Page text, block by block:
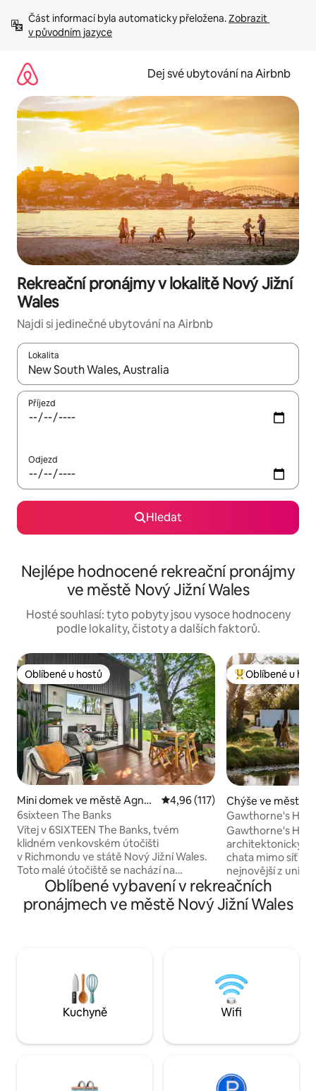
obsah
Část informací byla automaticky přeložena. Zobrazit
v původním jazyce
Dej své ubytování na Airbnb
Rekreační pronájmy v lokalitě Nový Jižní
Wales
Najdi si jedinečné ubytování na Airbnb
Lokalita
Až budou výsledky k dispozici, můžeš si je procházet pomocí
Příjezd
Odjezd
Hledat
Nejlépe hodnocené rekreační pronájmy
ve městě Nový Jižní Wales
Hosté souhlasí: tyto pobyty jsou vysoce hodnoceny
podle lokality, čistoty a dalších faktorů.
Oblíbené u hostů
Oblíbené u hostů
Mini domek ve městě Agnes
Banks
Průměrné hodnocení 4,96 z 5,
4,96 (117)
6sixteen The Banks
Vítej v 6SIXTEEN The Banks, tvém
klidném venkovském útočišti
v Richmondu ve státě Nový Jižní Wales.
Toto malé útočiště se nachází na
pozemku o rozloze 5 akrů s překrásným
výhledem na Modré hory a je ideální pro
páry, hosty cestující o samotě nebo malé
v soukromé infračervené sauně
(k dispozici jsou volitelné wellness
potřeboval/a. Sauna bude spuštěna
Nejlepší v
Oblíbené u
Chýše ve městě
Gawthorne's Hut TOP 10
nejoblíbenějších
Gawthorne's Hut
architektonicky
chata mimo síť
nejnovější z
úniků Wilgowrah,
Church a Tom's
aby zachytila
a ohniště – v
nebezpečí požáru
věku 2–12 let
2 let nejsou
Oblíbené vybavení v rekreačních
pronájmech ve městě Nový Jižní Wales
Kuchyně Wifi